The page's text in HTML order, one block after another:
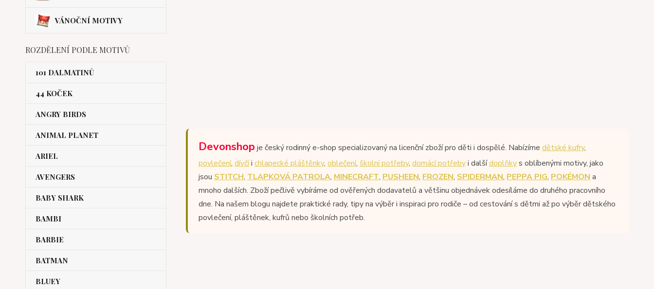
VÁNOČNÍ MOTIVY
ROZDĚLENÍ PODLE MOTIVŮ
101 DALMATINŮ
44 KOČEK
ANGRY BIRDS
ANIMAL PLANET
ARIEL
AVENGERS
BABY SHARK
BAMBI
BARBIE
BATMAN
BLUEY
Devonshop je český rodinný e-shop specializovaný na licenční zboží pro děti i dospělé. Nabízíme dětské kufry,
povlečení, dívčíi chlapecké pláštěnky, oblečení, školní potřeby, domácí potřebyi dalšídoplňkys oblíbenými motivy, jako
jsou STITCH, TLAPKOVÁ PATROLA, MINECRAFT, PUSHEEN, FROZEN, SPIDERMAN, PEPPA PIG, POKÉMON a
mnoho dalších. Zboží pečlivě vybíráme od ověřených dodavatelů a většinu objednávek odesíláme do druhého pracovního
dne. Na našem blogu najdete praktické rady, tipy na výběr i inspiraci pro rodiče – od cestování s dětmi až po výběr dětského
povlečení, pláštěnek, kufrů nebo školních potřeb.